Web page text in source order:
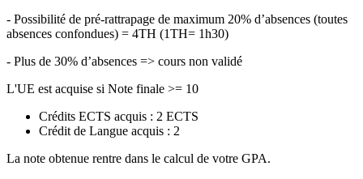
- Possibilité de pré-rattrapage de maximum 20% d’absences (toutes
absences confondues) = 4TH (1TH= 1h30)
- Plus de 30% d’absences => cours non validé
L'UE est acquise si Note finale >= 10
Crédits ECTS acquis : 2 ECTS
Crédit de Langue acquis : 2
La note obtenue rentre dans le calcul de votre GPA.